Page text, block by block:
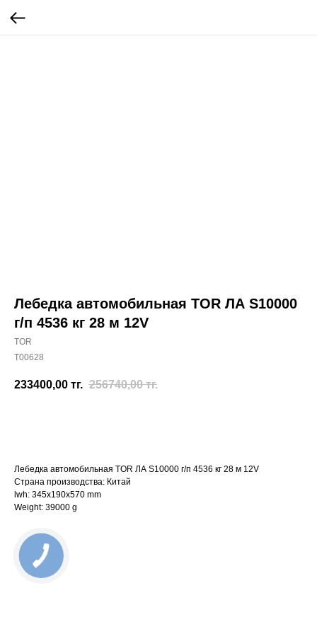
Лебедка автомобильная TOR ЛА S10000
г/п 4536 кг 28 м 12V
TOR
T00628
233400,00 тг. 256740,00 тг.
Лебедка автомобильная TOR ЛА S10000 г/п 4536 кг 28 м 12V
Страна производства: Китай
lwh: 345x190x570 mm
Weight: 39000 g